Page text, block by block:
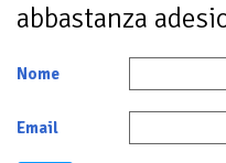
abbastanza
Nome
Email